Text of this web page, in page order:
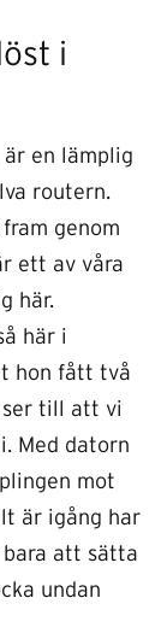
i
är en lämplig
routern.
genom
ett av våra
här.
här i
hon fått två
ser till att vi
Med datorn
mot
är igång har
att sätta
undan